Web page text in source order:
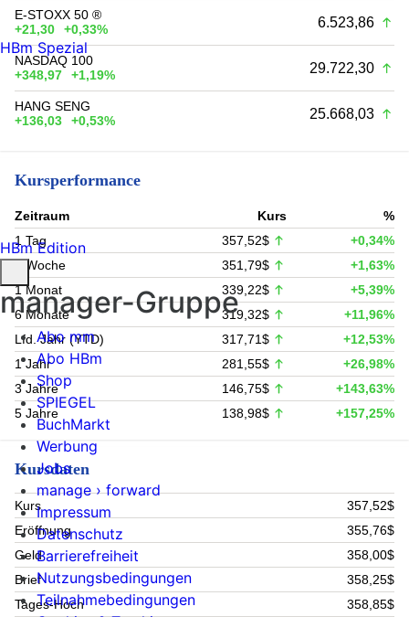
E-STOXX 50 ®
+21,30
+0,33% 6.523,86
NASDAQ 100
+348,97
+1,19% 29.722,30
HANG SENG
+136,03
+0,53% 25.668,03
Kursperformance
Zeitraum Kurs
%
1 Tag
357,52$
+0,34%
1 Woche
351,79$
+1,63%
1 Monat
339,22$
+5,39%
6 Monate
319,32$
+11,96%
Lfd. Jahr (YTD)
317,71$
+12,53%
1 Jahr
281,55$
+26,98%
3 Jahre
146,75$
+143,63%
5 Jahre
138,98$ +157,25%
Kursdaten
Kurs
357,52$
Eröffnung
355,76$
Geld
358,00$
Brief
358,25$
Tages-Hoch
358,85$
HBm Spezial
HBm Edition
manager-Gruppe
Abo mm
Abo HBm
Shop
SPIEGEL
BuchMarkt
Werbung
Jobs
manage › forward
Impressum
Datenschutz
Barrierefreiheit
Nutzungsbedingungen
Teilnahmebedingungen